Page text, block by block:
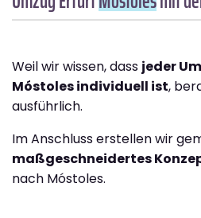
Weil wir wissen, dass jeder
Móstoles individuell ist,
ausführlich.
Im Anschluss erstellen wir
maßgeschneidertes
nach Móstoles.